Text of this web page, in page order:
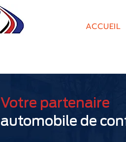
ACCUEIL
Votre partenaire
automobile de